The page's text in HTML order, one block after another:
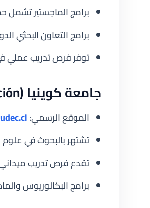
برامج الماجستير تشمل
برامج التعاون البحثي
توفر فرص تدريب عملي
جامعة كوينيا (Universidad de Concepción)
الموقع الرسمي:
تشتهر بالبحوث في علوم
تقدم فرص تدريب ميداني
برامج البكالوريوس